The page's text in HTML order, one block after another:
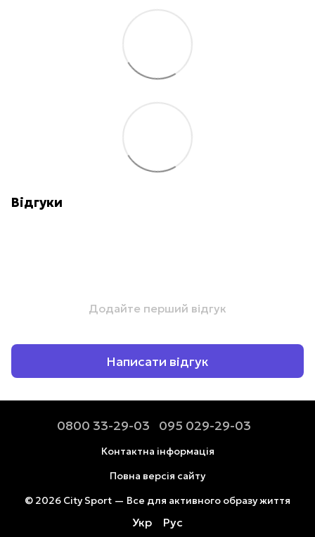
Відгуки
Додайте перший відгук
Написати відгук
0800 33-29-03 095 029-29-03
Контактна інформація
Повна версія сайту
© 2026 City Sport — Все для активного образу життя
Укр Рус